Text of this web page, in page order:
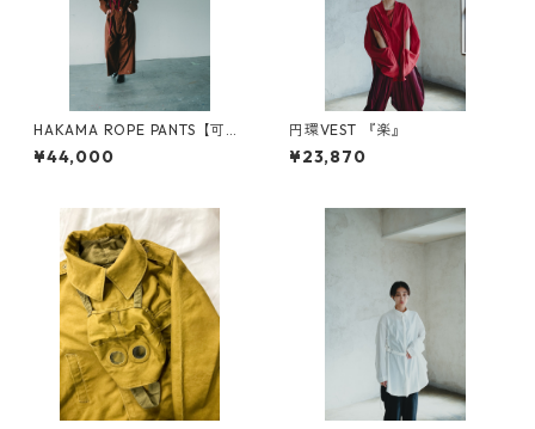
HAKAMA ROPE PANTS【可
変】
¥44,000
円環VEST 『楽』
¥23,870